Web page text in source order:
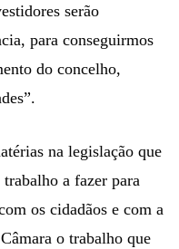
serão
para conseguirmos
do concelho,
na legislação que
a fazer para
os cidadãos e com a
o trabalho que